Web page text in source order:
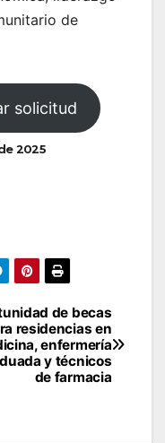
de
solicitud
2025
de becas
residencias en
enfermería
y técnicos
de farmacia